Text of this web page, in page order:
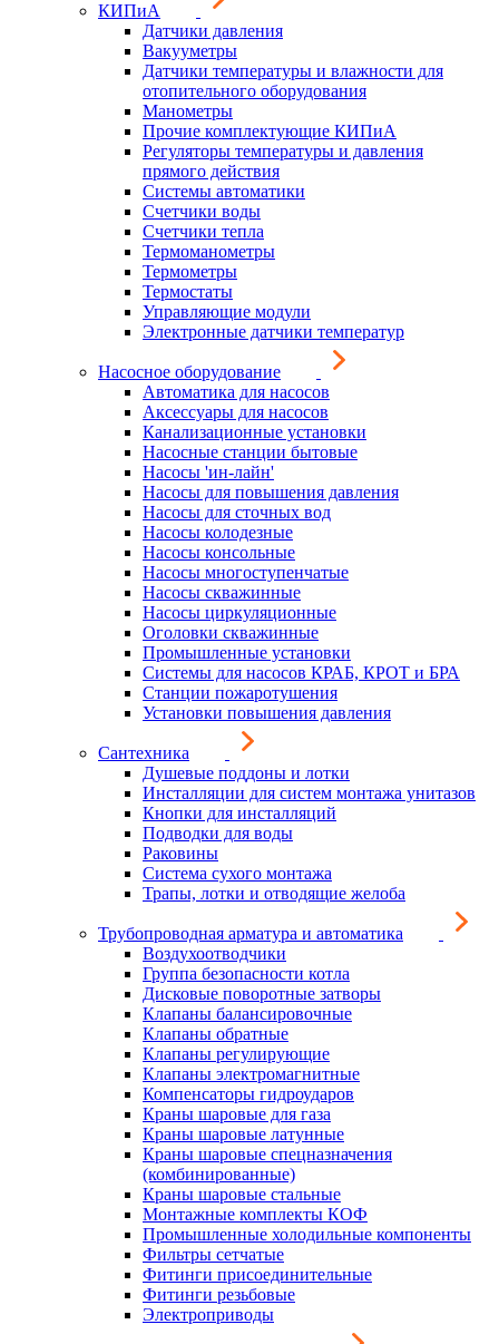
КИПиА
Датчики давления
Вакууметры
Датчики температуры и влажности для
отопительного оборудования
Манометры
Прочие комплектующие КИПиА
Регуляторы температуры и давления
прямого действия
Системы автоматики
Счетчики воды
Счетчики тепла
Термоманометры
Термометры
Термостаты
Управляющие модули
Электронные датчики температур
Насосное оборудование
Автоматика для насосов
Аксессуары для насосов
Канализационные установки
Насосные станции бытовые
Насосы 'ин-лайн'
Насосы для повышения давления
Насосы для сточных вод
Насосы колодезные
Насосы консольные
Насосы многоступенчатые
Насосы скважинные
Насосы циркуляционные
Оголовки скважинные
Промышленные установки
Системы для насосов КРАБ, КРОТ и БРА
Станции пожаротушения
Установки повышения давления
Сантехника
Душевые поддоны и лотки
Инсталляции для систем монтажа унитазов
Кнопки для инсталляций
Подводки для воды
Раковины
Система сухого монтажа
Трапы, лотки и отводящие желоба
Трубопроводная арматура и автоматика
Воздухоотводчики
Группа безопасности котла
Дисковые поворотные затворы
Клапаны балансировочные
Клапаны обратные
Клапаны регулирующие
Клапаны электромагнитные
Компенсаторы гидроударов
Краны шаровые для газа
Краны шаровые латунные
Краны шаровые спецназначения
(комбинированные)
Краны шаровые стальные
Монтажные комплекты КОФ
Промышленные холодильные компоненты
Фильтры сетчатые
Фитинги присоединительные
Фитинги резьбовые
Электроприводы